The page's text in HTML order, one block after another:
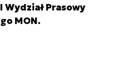
Prasowy
MON.